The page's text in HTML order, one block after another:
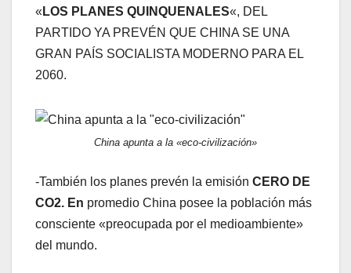
« LOS PLANES QUINQUENALES«, DEL
PARTIDO YA PREVÉN QUE CHINA SE UNA
GRAN PAÍS SOCIALISTA MODERNO PARA EL
2060.
China apunta a la «eco-civilización»
-También los planes prevén la emisión CERO DE
CO2. En promedio China posee la población más
consciente «preocupada por el medioambiente»
del mundo.